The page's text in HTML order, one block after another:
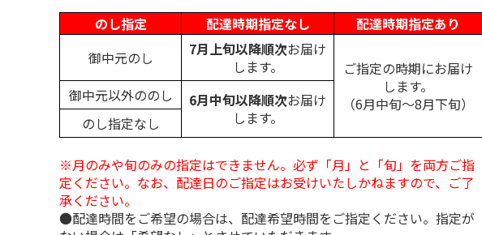
のし指定
配達時期指定なし
配達時期指定あり
御中元のし
7月上旬以降順次お届け
します。
ご指定の時期にお届け
します。
（6月中旬～8月下旬）
御中元以外ののし 6月中旬以降順次お届け
します。
のし指定なし
※月のみや旬のみの指定はできません。必ず「月」と「旬」を両方ご指
定ください。なお、配達日のご指定はお受けいたしかねますので、ご了
承ください。
●配達時間をご希望の場合は、配達希望時間をご指定ください。指定が